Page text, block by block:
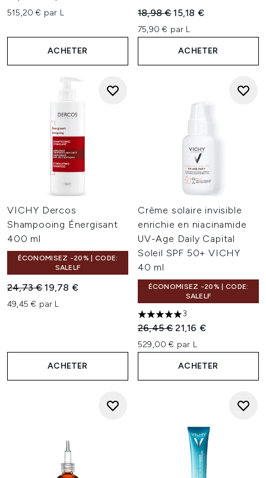
515,20 € par L
ACHETER
Prix de vente :
18,98 €Prix ​​actuel :
15,18 €
75,90 € par L
ACHETER
VICHY Dercos
Shampooing Énergisant
400 ml
ÉCONOMISEZ -20% | CODE:
SALELF
Prix de vente :
24,73 €Prix ​​actuel :
19,78 €
49,45 € par L
ACHETER
Crème solaire invisible
enrichie en niacinamide
UV-Age Daily Capital
Soleil SPF 50+ VICHY
40 ml
ÉCONOMISEZ -20% | CODE:
SALELF
5 étoiles sur un maximum de
3
Prix de vente :
26,45 €Prix ​​actuel :
21,16 €
529,00 € par L
ACHETER